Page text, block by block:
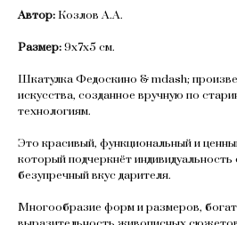
Автор:Козлов А.А.
Размер:9х7х5 см.
Шкатулка Федоскино & mdash;
искусства, созданное вручную по
технологиям.
Это красивый, функциональный и
который подчеркнёт индивидуальность
безупречный вкус дарителя.
Многообразие форм и размеров,